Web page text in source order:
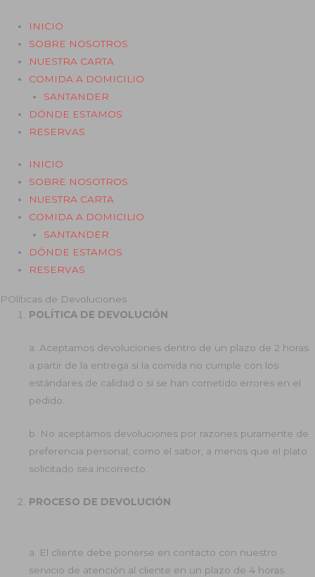
contenido
INICIO
SOBRE NOSOTROS
NUESTRA CARTA
COMIDA A DOMICILIO
SANTANDER
DÓNDE ESTAMOS
RESERVAS
INICIO
SOBRE NOSOTROS
NUESTRA CARTA
COMIDA A DOMICILIO
SANTANDER
DÓNDE ESTAMOS
RESERVAS
POlíticas de Devoluciones
POLÍTICA DE DEVOLUCIÓN
a. Aceptamos devoluciones dentro de un plazo de 2 horas
a partir de la entrega si la comida no cumple con los
estándares de calidad o si se han cometido errores en el
pedido.
b. No aceptamos devoluciones por razones puramente de
preferencia personal, como el sabor, a menos que el plato
solicitado sea incorrecto.
PROCESO DE DEVOLUCIÓN
a. El cliente debe ponerse en contacto con nuestro
servicio de atención al cliente en un plazo de 4 horas